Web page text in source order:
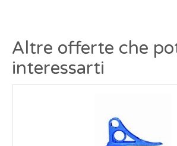
Altre offerte che
interessarti